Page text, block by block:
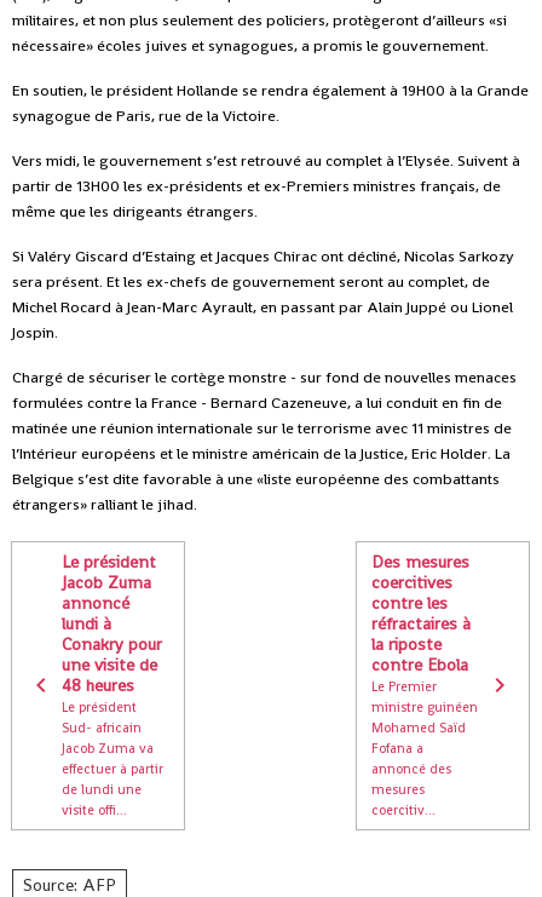
militaires, et non plus seulement des policiers, protègeront d’ailleurs «si
nécessaire» écoles juives et synagogues, a promis le gouvernement.
En soutien, le président Hollande se rendra également à 19H00 à la Grande
synagogue de Paris, rue de la Victoire.
Vers midi, le gouvernement s’est retrouvé au complet à l’Elysée. Suivent à
partir de 13H00 les ex-présidents et ex-Premiers ministres français, de
même que les dirigeants étrangers.
Si Valéry Giscard d’Estaing et Jacques Chirac ont décliné, Nicolas Sarkozy
sera présent. Et les ex-chefs de gouvernement seront au complet, de
Michel Rocard à Jean-Marc Ayrault, en passant par Alain Juppé ou Lionel
Jospin.
Chargé de sécuriser le cortège monstre - sur fond de nouvelles menaces
formulées contre la France - Bernard Cazeneuve, a lui conduit en fin de
matinée une réunion internationale sur le terrorisme avec 11 ministres de
l’Intérieur européens et le ministre américain de la Justice, Eric Holder. La
Belgique s’est dite favorable à une «liste européenne des combattants
étrangers» ralliant le jihad.
Le président
Jacob Zuma
annoncé
lundi à
Conakry pour
une visite de
48 heures
Le président
Sud- africain
Jacob Zuma va
effectuer à partir
de lundi une
visite offi...
Des mesures
coercitives
contre les
réfractaires à
la riposte
contre Ebola
Le Premier
ministre guinéen
Mohamed Saïd
Fofana a
annoncé des
mesures
coercitiv...
Source: AFP